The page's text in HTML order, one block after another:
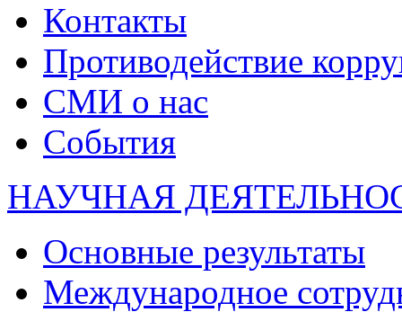
Контакты
Противодействие
СМИ о нас
События
НАУЧНАЯ
Основные результаты
Международное